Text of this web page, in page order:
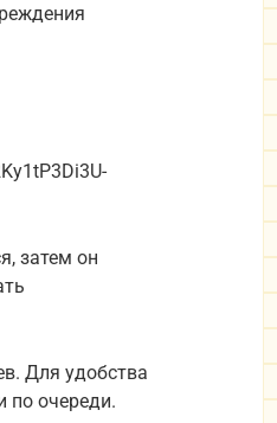
затем он
Для удобства
по очереди.